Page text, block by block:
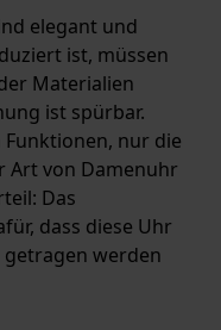
elegant und
ist, müssen
Materialien
ist spürbar.
Funktionen, nur die
Art von Damenuhr
Das
dass diese Uhr
werden